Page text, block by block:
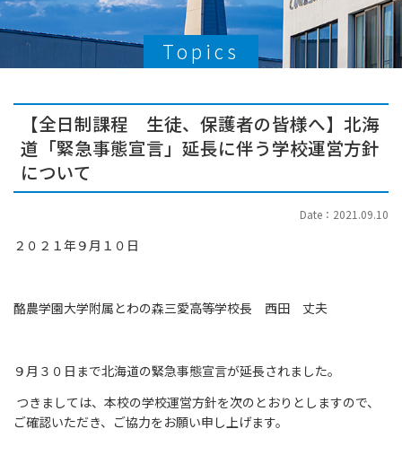
Topics
【全日制課程 生徒、保護者の皆様へ】北海
道「緊急事態宣言」延長に伴う学校運営方針
について
Date：2021.09.10
２０２１年９月１０日
酪農学園大学附属とわの森三愛高等学校長 西田 丈夫
９月３０日まで北海道の緊急事態宣言が延長されました。
つきましては、本校の学校運営方針を次のとおりとしますので、
ご確認いただき、ご協力をお願い申し上げます。